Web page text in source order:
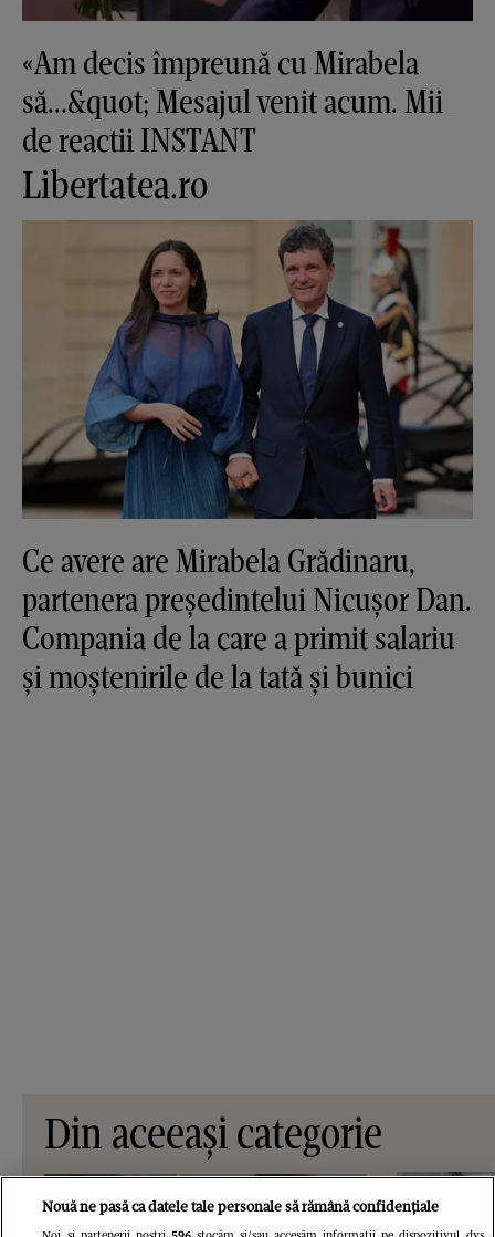
«Am decis împreună cu Mirabela
să...&quot; Mesajul venit acum. Mii
de reactii INSTANT
Libertatea.ro
Ce avere are Mirabela Grădinaru,
partenera președintelui Nicușor Dan.
Compania de la care a primit salariu
și moștenirile de la tată și bunici
Din aceeași categorie
Nouă ne pasă ca datele tale personale să rămână confidențiale